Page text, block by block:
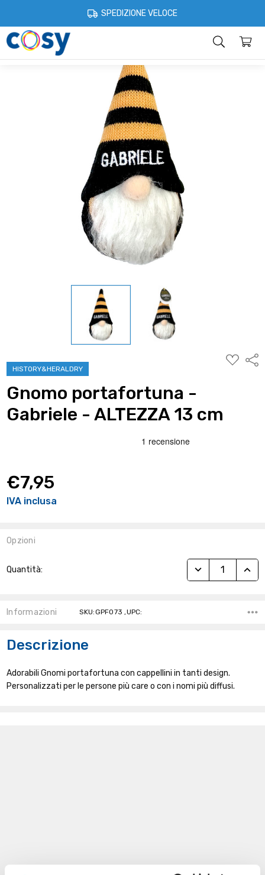
SPEDIZIONE VELOCE
Idee regalo Gnomi portafortuna
HISTORY&HERALDRY
ALLA
Gnomo portafortuna -
Gabriele - ALTEZZA 13 cm
€7,95
IVA inclusa
Opzioni
Attuale:
Quantità: RIDUCI
Informazioni SKU:GPF073 ,UPC:
Descrizione
Adorabili Gnomi portafortuna con cappellini in tanti design.
Personalizzati per le persone più care o con i nomi più diffusi.
Account Contatti Informazioni